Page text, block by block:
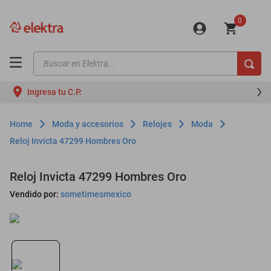
0
Buscar en Elektra...
Ingresa tu C.P.
Moda y accesorios Relojes
Moda
Reloj Invicta 47299 Hombres Oro
Reloj Invicta 47299 Hombres Oro
Vendido por: sometimesmexico
motos
moto
celulares
refrigeradores
salas